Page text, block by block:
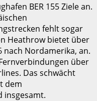
BER 155 Ziele an.
fehlt sogar
Heathrow bietet über
Nordamerika, an.
über
Das schwächt
dem
insgesamt.